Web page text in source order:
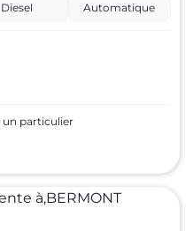
Diesel Automatique
un particulier